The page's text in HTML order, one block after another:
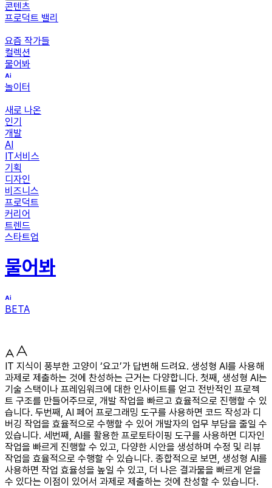
콘텐츠
프로덕트 밸리
요즘 작가들
컬렉션
물어봐
놀이터
새로 나온
인기
개발
AI
IT서비스
기획
디자인
비즈니스
프로덕트
커리어
트렌드
스타트업
물어봐
BETA
IT 지식이 풍부한 고양이 ‘요고’가 답변해 드려요. 생성형 AI를 사용해
과제로 제출하는 것에 찬성하는 근거는 다양합니다. 첫째, 생성형 AI는
기술 스택이나 프레임워크에 대한 인사이트를 얻고 전반적인 프로젝
트 구조를 만들어주므로, 개발 작업을 빠르고 효율적으로 진행할 수 있
습니다. 두번째, AI 페어 프로그래밍 도구를 사용하면 코드 작성과 디
버깅 작업을 효율적으로 수행할 수 있어 개발자의 업무 부담을 줄일 수
있습니다. 세번째, AI를 활용한 프로토타이핑 도구를 사용하면 디자인
작업을 빠르게 진행할 수 있고, 다양한 시안을 생성하며 수정 및 리뷰
작업을 효율적으로 수행할 수 있습니다. 종합적으로 보면, 생성형 AI를
사용하면 작업 효율성을 높일 수 있고, 더 나은 결과물을 빠르게 얻을
수 있다는 이점이 있어서 과제로 제출하는 것에 찬성할 수 있습니다.